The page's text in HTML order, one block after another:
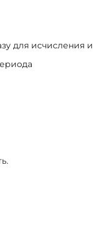
для исчисления